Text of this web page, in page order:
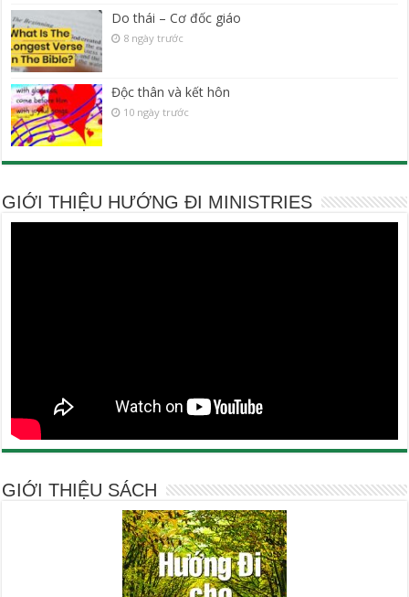
Do thái – Cơ đốc giáo
8 ngày trước
Độc thân và kết hôn
10 ngày trước
GIỚI THIỆU HƯỚNG ĐI MINISTRIES
GIỚI THIỆU SÁCH